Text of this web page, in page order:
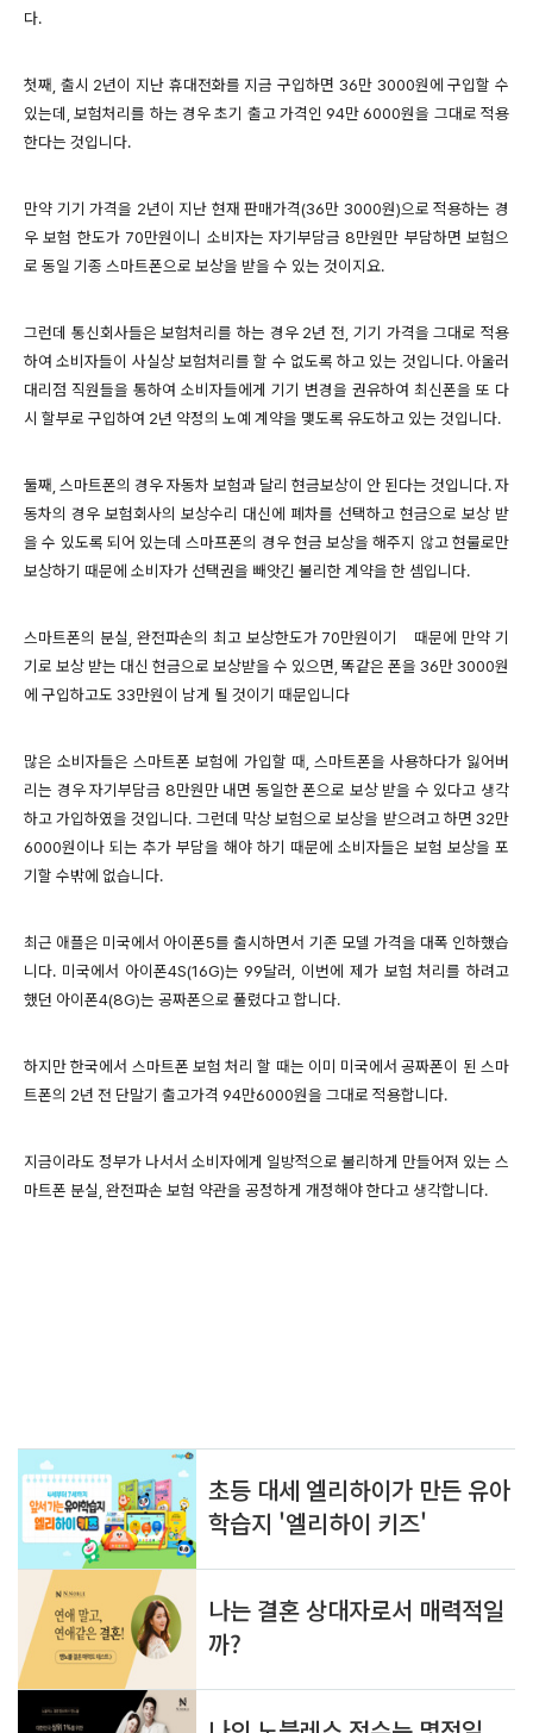
다.
첫째, 출시 2년이 지난 휴대전화를 지금 구입하면 36만 3000원에 구입할 수
있는데, 보험처리를 하는 경우 초기 출고 가격인 94만 6000원을 그대로 적용
한다는 것입니다.
만약 기기 가격을 2년이 지난 현재 판매가격(36만 3000원)으로 적용하는 경
우 보험 한도가 70만원이니 소비자는 자기부담금 8만원만 부담하면 보험으
로 동일 기종 스마트폰으로 보상을 받을 수 있는 것이지요.
그런데 통신회사들은 보험처리를 하는 경우 2년 전, 기기 가격을 그대로 적용
하여 소비자들이 사실상 보험처리를 할 수 없도록 하고 있는 것입니다. 아울러
대리점 직원들을 통하여 소비자들에게 기기 변경을 권유하여 최신폰을 또 다
시 할부로 구입하여 2년 약정의 노예 계약을 맺도록 유도하고 있는 것입니다.
둘째, 스마트폰의 경우 자동차 보험과 달리 현금보상이 안 된다는 것입니다. 자
동차의 경우 보험회사의 보상수리 대신에 폐차를 선택하고 현금으로 보상 받
을 수 있도록 되어 있는데 스마프폰의 경우 현금 보상을 해주지 않고 현물로만
보상하기 때문에 소비자가 선택권을 빼앗긴 불리한 계약을 한 셈입니다.
스마트폰의 분실, 완전파손의 최고 보상한도가 70만원이기 때문에 만약 기
기로 보상 받는 대신 현금으로 보상받을 수 있으면, 똑같은 폰을 36만 3000원
에 구입하고도 33만원이 남게 될 것이기 때문입니다
많은 소비자들은 스마트폰 보험에 가입할 때, 스마트폰을 사용하다가 잃어버
리는 경우 자기부담금 8만원만 내면 동일한 폰으로 보상 받을 수 있다고 생각
하고 가입하였을 것입니다. 그런데 막상 보험으로 보상을 받으려고 하면 32만
6000원이나 되는 추가 부담을 해야 하기 때문에 소비자들은 보험 보상을 포
기할 수밖에 없습니다.
최근 애플은 미국에서 아이폰5를 출시하면서 기존 모델 가격을 대폭 인하했습
니다. 미국에서 아이폰4S(16G)는 99달러, 이번에 제가 보험 처리를 하려고
했던 아이폰4(8G)는 공짜폰으로 풀렸다고 합니다.
하지만 한국에서 스마트폰 보험 처리 할 때는 이미 미국에서 공짜폰이 된 스마
트폰의 2년 전 단말기 출고가격 94만6000원을 그대로 적용합니다.
지금이라도 정부가 나서서 소비자에게 일방적으로 불리하게 만들어져 있는 스
마트폰 분실, 완전파손 보험 약관을 공정하게 개정해야 한다고 생각합니다.